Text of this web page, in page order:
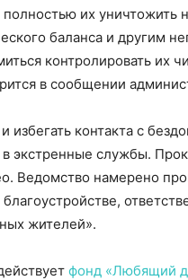
их уничтожить
баланса и другим
контролировать их
в сообщении
контакта с
экстренные службы.
Ведомство намерено
жителей».
фонд «Любящий